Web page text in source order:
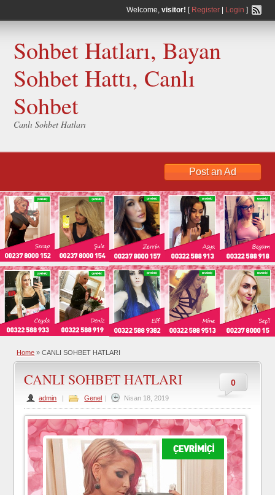
Welcome, visitor! [ Register| Login ]
Sohbet Hatları, Bayan
Sohbet Hattı, Canlı
Sohbet
Canlı Sohbet Hatları
Post an Ad
Home » CANLI SOHBET HATLARI
0
CANLI SOHBET HATLARI
admin | Genel | Nisan 18, 2019